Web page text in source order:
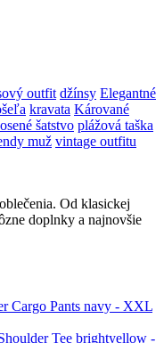
outfit džínsy Elegantné
kravata Kárované
šatstvo plážová taška
muž vintage outfitu
Od klasickej
doplnky a najnovšie
Cargo Pants navy - XXL
Tee brightyellow -